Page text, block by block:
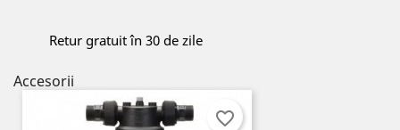
Retur gratuit în 30 de zile
Accesorii
favorite_border